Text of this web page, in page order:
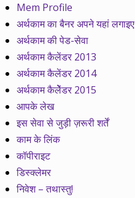
Mem Profile
अर्थकाम का बैनर अपने यहां लगाइए
अर्थकाम की पेड-सेवा
अर्थकाम कैलेंडर 2013
अर्थकाम कैलेंडर 2014
अर्थकाम कैलेेंडर 2015
आपके लेख
इस सेवा से जुड़ी ज़रूरी शर्तें
काम के लिंक
कॉपीराइट
डिस्क्लेमर
निवेश – तथास्तु!